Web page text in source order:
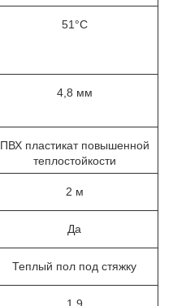
51°С
4,8 мм
ПВХ пластикат повышенной
теплостойкости
2 м
Да
Теплый пол под стяжку
1,9